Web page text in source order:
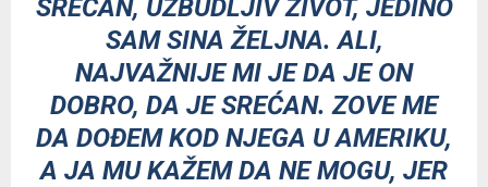
SREĆAN, UZBUDLJIV ŽIVOT, JEDINO
SAM SINA ŽELJNA. ALI,
NAJVAŽNIJE MI JE DA JE ON
DOBRO, DA JE SREĆAN. ZOVE ME
DA DOĐEM KOD NJEGA U AMERIKU,
A JA MU KAŽEM DA NE MOGU, JER